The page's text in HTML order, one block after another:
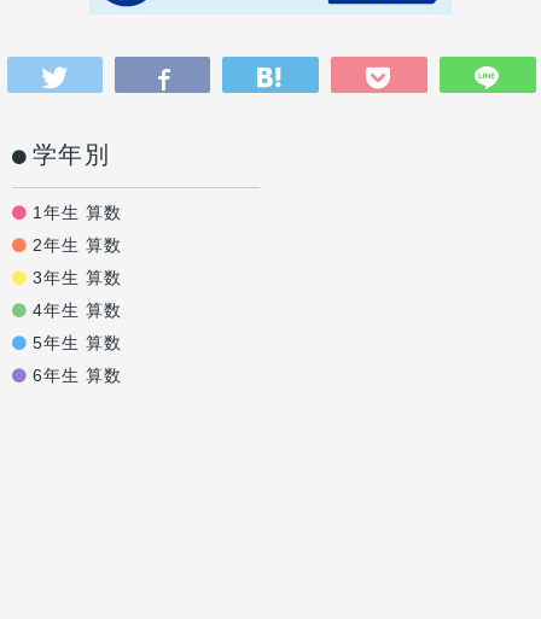
学年別
1年生 算数
2年生 算数
3年生 算数
4年生 算数
5年生 算数
6年生 算数